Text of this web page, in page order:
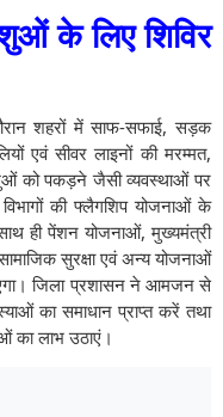
के लिए शिविर
शहरों में साफ-सफाई, सड़क
एवं सीवर लाइनों की मरम्मत,
को पकड़ने जैसी व्यवस्थाओं पर
विभागों की फ्लैगशिप योजनाओं के
ही पेंशन योजनाओं, मुख्यमंत्री
सुरक्षा एवं अन्य योजनाओं
जिला प्रशासन ने आमजन से
का समाधान प्राप्त करें तथा
का लाभ उठाएं।